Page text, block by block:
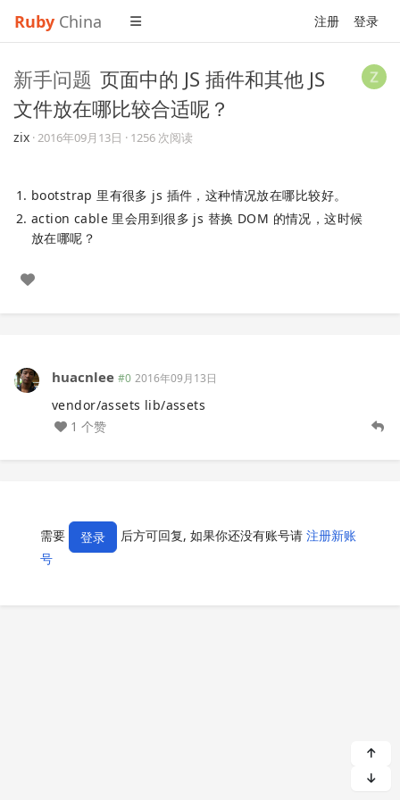
Ruby China 注册 登录
新手问题 页面中的 JS 插件和其他 JS
文件放在哪比较合适呢？
zix ·2016年09月13日 · 1256 次阅读
bootstrap 里有很多 js 插件，这种情况放在哪比较好。
action cable 里会用到很多 js 替换 DOM 的情况，这时候
放在哪呢？
huacnlee #0 2016年09月13日
vendor/assets lib/assets
1 个赞
需要 登录 后方可回复, 如果你还没有账号请 注册新账
号